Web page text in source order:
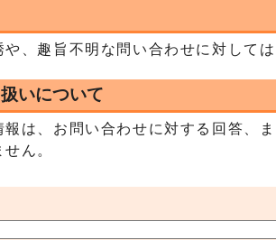
や、趣旨不明な問い合わせに対して
いについて
報は、お問い合わせに対する回答、
ん。